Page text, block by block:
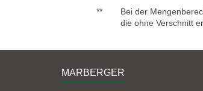
**
Bei der
die ohne Verschnitt
MARBERGER